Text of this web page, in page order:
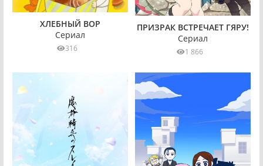
ХЛЕБНЫЙ ВОР
Сериал
316
ПРИЗРАК ВСТРЕЧАЕТ ГЯРУ!
Сериал
1 866